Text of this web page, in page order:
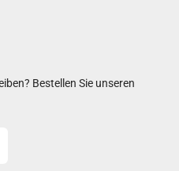
Bestellen Sie unseren